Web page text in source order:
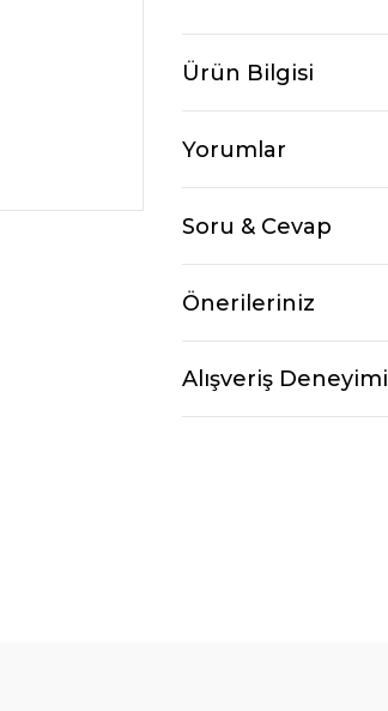
Ürün Bilgisi
Yorumlar
Soru & Cevap
Önerileriniz
Alışveriş Deneyimi